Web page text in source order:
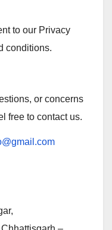
to our Privacy
conditions.
or concerns
free to contact us.